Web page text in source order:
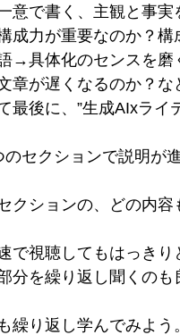
意で書く、主観と事実
成力が重要なのか？構
→具体化のセンスを磨
章が遅くなるのか？な
最後に、”生成AIxライ
セクションで説明が進
クションの、どの内容
で視聴してもはっきり
分を繰り返し聞くのも
繰り返し学んでみよう。